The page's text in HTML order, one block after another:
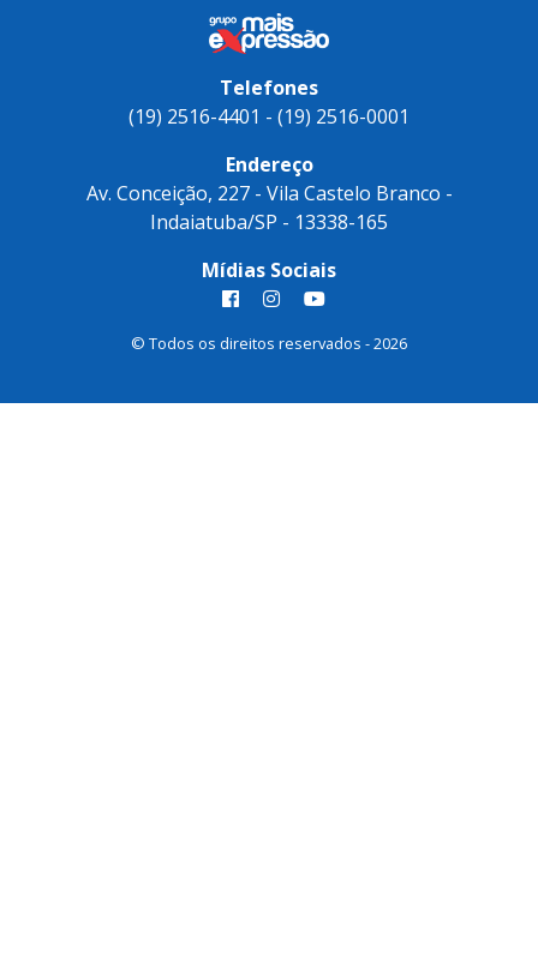
Telefones
(19) 2516-4401 - (19) 2516-0001
Endereço
Av. Conceição, 227 - Vila Castelo Branco -
Indaiatuba/SP - 13338-165
Mídias Sociais
© Todos os direitos reservados - 2026